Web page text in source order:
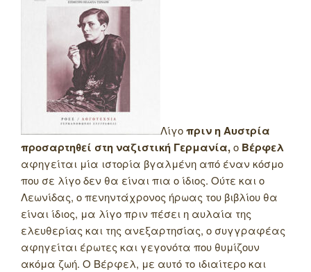
Λίγοπριν η Αυστρία
προσαρτηθεί στη ναζιστική Γερμανία,ο Βέρφελ
αφηγείται μία ιστορία βγαλμένη από έναν κόσμο
που σε λίγο δεν θα είναι πια ο ίδιος. Ούτε και ο
Λεωνίδας, ο πενηντάχρονος ήρωας του βιβλίου θα
είναι ίδιος, μα λίγο πριν πέσει η αυλαία της
ελευθερίας και της ανεξαρτησίας, ο συγγραφέας
αφηγείται έρωτες και γεγονότα που θυμίζουν
ακόμα ζωή. Ο Βέρφελ, με αυτό το ιδιαίτερο και